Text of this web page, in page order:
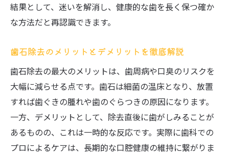
結果として、迷いを解消し、健康的な歯を長く保つ確か
な方法だと再認識できます。
歯石除去のメリットとデメリットを徹底解説
歯石除去の最大のメリットは、歯周病や口臭のリスクを
大幅に減らせる点です。歯石は細菌の温床となり、放置
すれば歯ぐきの腫れや歯のぐらつきの原因になります。
一方、デメリットとして、除去直後に歯がしみることが
あるものの、これは一時的な反応です。実際に歯科での
プロによるケアは、長期的な口腔健康の維持に繋がりま